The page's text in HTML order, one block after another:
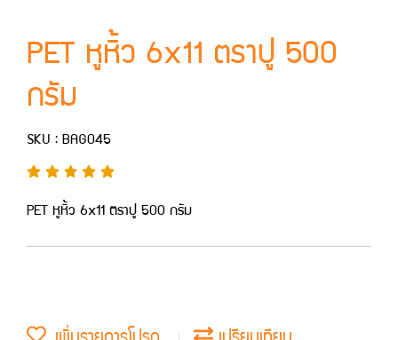
PET หูหิ้ว 6x11 ตราปู 500
กรัม
SKU : BAG045
PET หูหิ้ว 6x11 ตราปู 500 กรัม